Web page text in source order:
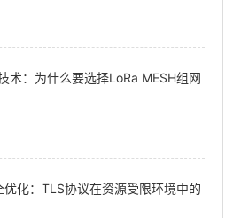
术：为什么要选择LoRa MESH组网
化：TLS协议在资源受限环境中的